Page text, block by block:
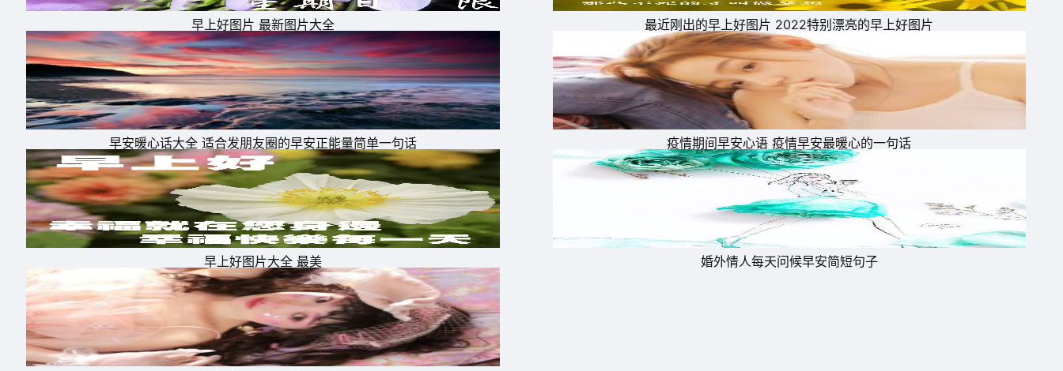
11、长城的北角边下了一场雨，庄严的历史也有浪漫的痕迹，没有别人语言里的幸福约会地，因为觉得坦然的
天地是更长久的秘密，亲爱的，我爱你。
12、想你成歌，飞扬;想你成河，流淌;想你成云;飘荡;想你成吻，舒畅。想你不是一个定格，想你永恒。
13、存过你的照片，你喜欢的歌我也有去听，你看过的电影我也偷偷看过，你感兴趣的东西我也尝试感兴趣，
而你一概都不知道，其实我远比表面更喜欢你。
14、一想到你呀，心就扑通扑通心动到不行呢。
15、我见不得你受伤，更见不得你受委屈，哪怕那个人是我自己，也不可以。
早上好图片 最新图片大全 最近刚出的早上好图片 2022特别漂亮的早上好图片
早安暖心话大全 适合发朋友圈的早安正能量简单一句话 疫情期间早安心语 疫情早安最暖心的一句话
早上好图片大全 最美 婚外情人每天问候早安简短句子